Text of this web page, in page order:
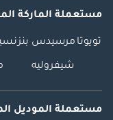
مستعملة الماركة
تويوتا مرسيدس بنز
شيفروليه
مستعملة الموديل